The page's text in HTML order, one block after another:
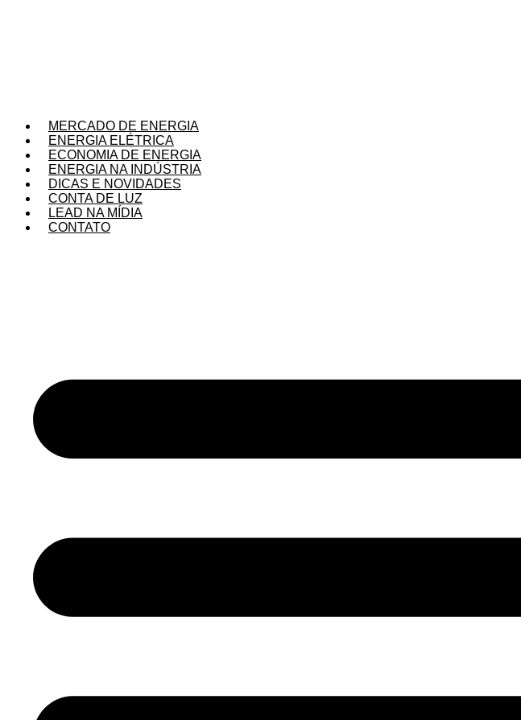
MERCADO DE ENERGIA
ENERGIA ELÉTRICA
ECONOMIA DE ENERGIA
ENERGIA NA INDÚSTRIA
DICAS E NOVIDADES
CONTA DE LUZ
LEAD NA MÍDIA
CONTATO